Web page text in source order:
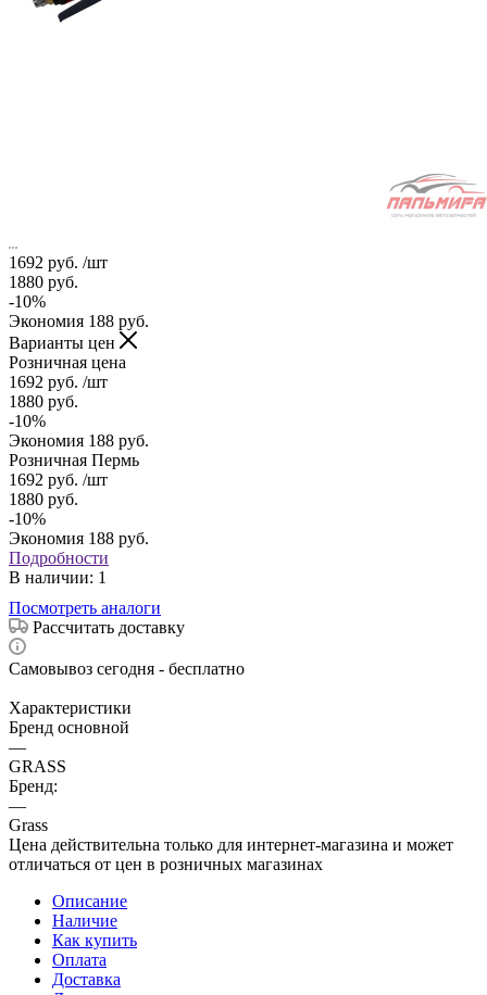
1692 руб. /шт
1880 руб.
-10%
Экономия 188 руб.
Варианты цен
Розничная цена
1692 руб. /шт
1880 руб.
-10%
Экономия 188 руб.
Розничная Пермь
1692 руб. /шт
1880 руб.
-10%
Экономия 188 руб.
Подробности
В наличии: 1
Посмотреть аналоги
Рассчитать доставку
Самовывоз сегодня - бесплатно
Характеристики
Бренд основной
—
GRASS
Бренд:
—
Grass
Цена действительна только для интернет-магазина и может
отличаться от цен в розничных магазинах
Описание
Наличие
Как купить
Оплата
Доставка